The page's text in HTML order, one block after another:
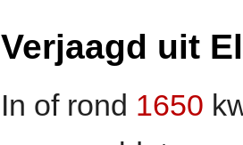
Verjaagd uit
In of rond 1650